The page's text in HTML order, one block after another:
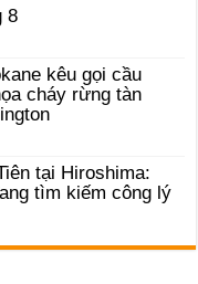
8
kêu gọi cầu
cháy rừng tàn
tại Hiroshima:
tìm kiếm công lý